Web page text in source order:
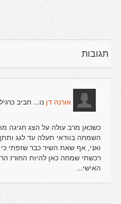
תגובות
אורנה דן נו... חביב כרגיל
כשכאן מרב עולה על הצג חגיגה
השמחה בוודאי תעלה עד לגג
ואני, אף שאת השיר כבר שזפתי
רכשתי שמחה כאן להיות החורז
האישי...